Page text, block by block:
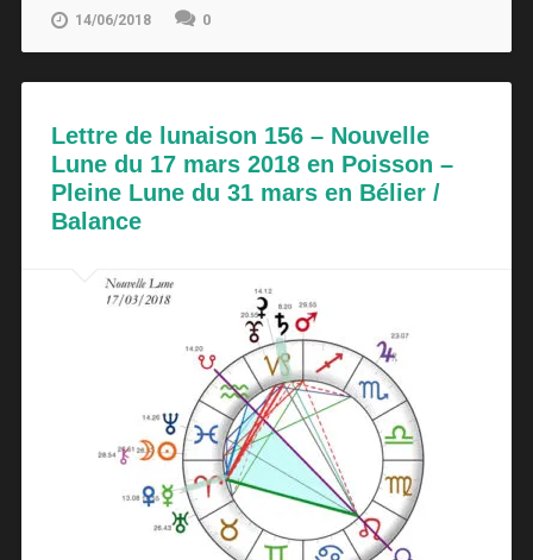
14/06/2018 0
Lettre de lunaison 156 – Nouvelle
Lune du 17 mars 2018 en Poisson –
Pleine Lune du 31 mars en Bélier /
Balance